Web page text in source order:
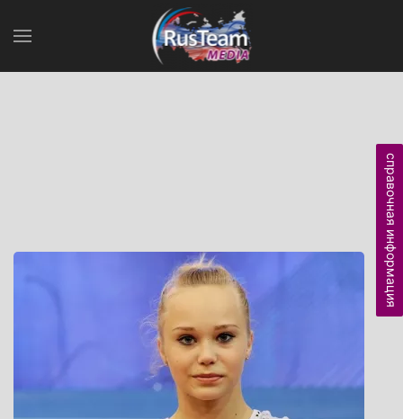
справочная информация